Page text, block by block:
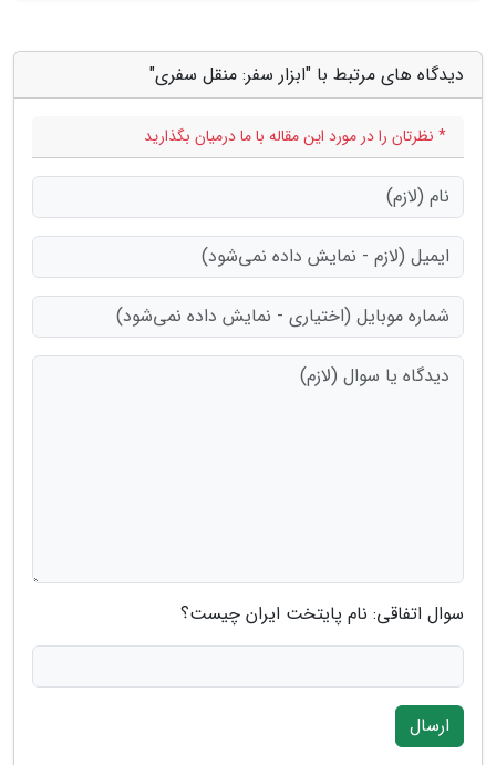
دیدگاه های مرتبط با "ابزار سفر: منقل سفری"
* نظرتان را در مورد این مقاله با ما درمیان بگذارید
سوال اتفاقی: نام پایتخت ایران چیست؟
ارسال